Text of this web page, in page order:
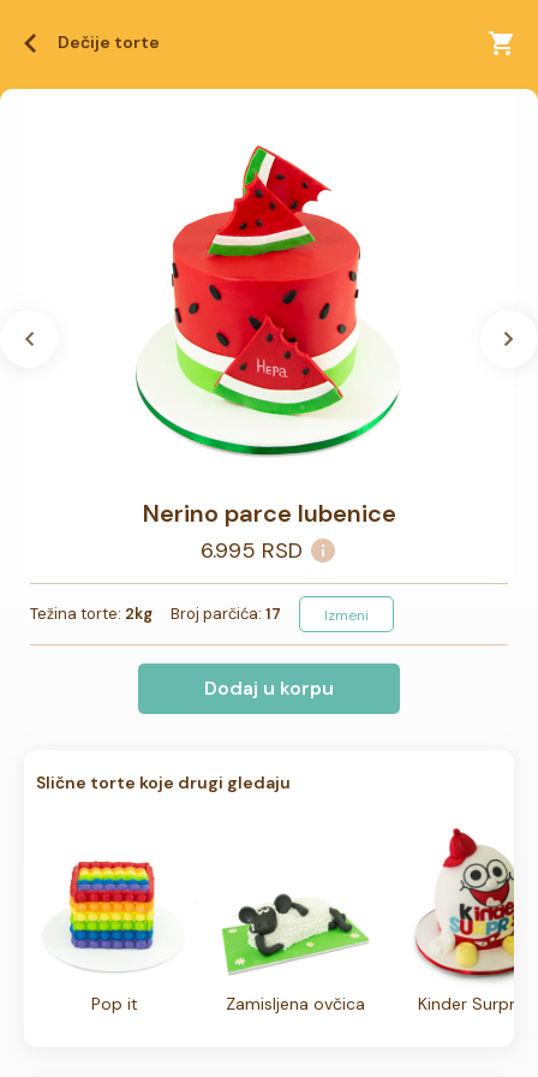
Dečije torte
Nerino parce lubenice
6.995 RSD
Težina torte: 2kg Broj parčića: 17 Izmeni
Dodaj u korpu
Slične torte koje drugi gledaju
Pop it Zamisljena ovčica Kinder Surprise